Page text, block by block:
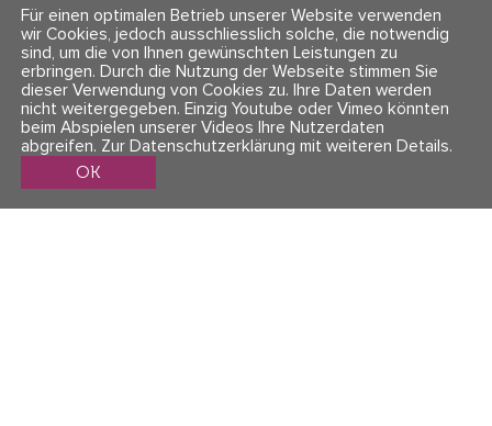
Zwinglistrasse 21
8004 Zürich
info@polarity.ch
Kontakt & Info
AGBs
Impressum & Datenschutz
Folge uns
Für einen optimalen Betrieb unserer Website verwenden
wir Cookies, jedoch ausschliesslich solche, die notwendig
sind, um die von Ihnen gewünschten Leistungen zu
erbringen. Durch die Nutzung der Webseite stimmen Sie
dieser Verwendung von Cookies zu. Ihre Daten werden
nicht weitergegeben. Einzig Youtube oder Vimeo könnten
beim Abspielen unserer Videos Ihre Nutzerdaten
abgreifen. Zur Datenschutzerklärung mit weiteren Details.
OK